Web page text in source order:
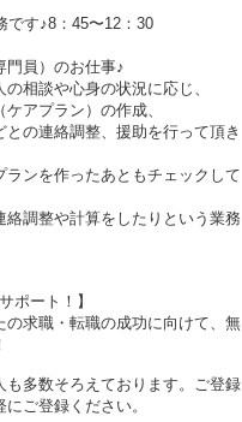
す♪8：45〜12：30
員）のお仕事♪
相談や心身の状況に応じ、
アプラン）の作成、
の連絡調整、援助を行って頂き
ンを作ったあともチェックして
調整や計算をしたりという業務
ポート！】
求職・転職の成功に向けて、無
多数そろえております。ご登録
ご登録ください。